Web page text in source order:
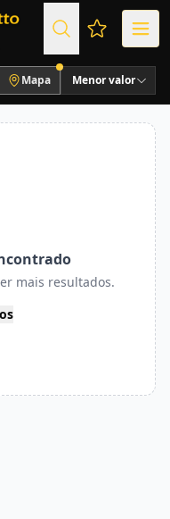
Favoritos
Mapa Menor valor
mais resultados.